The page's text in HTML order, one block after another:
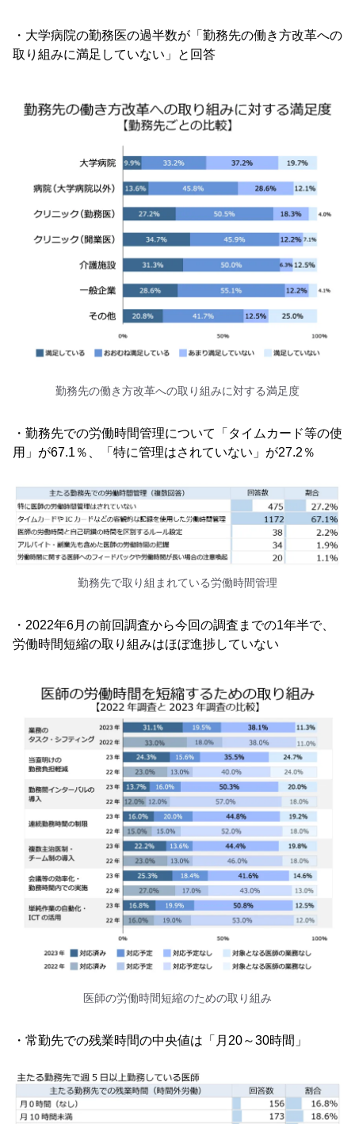
・大学病院の勤務医の過半数が「勤務先の働き方改革への
取り組みに満足していない」と回答
勤務先の働き方改革への取り組みに対する満足度
・勤務先での労働時間管理について「タイムカード等の使
用」が67.1％、「特に管理はされていない」が27.2％
勤務先で取り組まれている労働時間管理
・2022年6月の前回調査から今回の調査までの1年半で、
労働時間短縮の取り組みはほぼ進捗していない
医師の労働時間短縮のための取り組み
・常勤先での残業時間の中央値は「月20～30時間」